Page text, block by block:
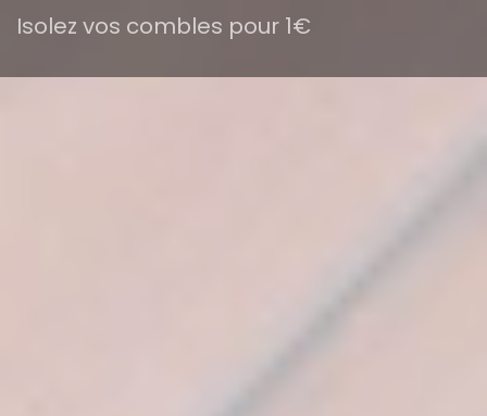
Isolez vos combles pour 1€